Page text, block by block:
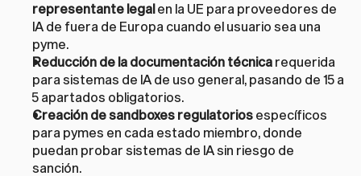
representante legal en la UE para proveedores de
IA de fuera de Europa cuando el usuario sea una
pyme.
Reducción de la documentación técnica requerida
para sistemas de IA de uso general, pasando de 15 a
5 apartados obligatorios.
Creación de sandboxes regulatorios específicos
para pymes en cada estado miembro, donde
puedan probar sistemas de IA sin riesgo de
sanción.